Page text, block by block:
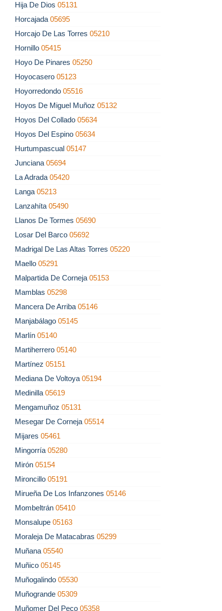
Hija De Dios 05131
Horcajada 05695
Horcajo De Las Torres 05210
Hornillo 05415
Hoyo De Pinares 05250
Hoyocasero 05123
Hoyorredondo 05516
Hoyos De Miguel Muñoz 05132
Hoyos Del Collado 05634
Hoyos Del Espino 05634
Hurtumpascual 05147
Junciana 05694
La Adrada 05420
Langa 05213
Lanzahíta 05490
Llanos De Tormes 05690
Losar Del Barco 05692
Madrigal De Las Altas Torres 05220
Maello 05291
Malpartida De Corneja 05153
Mamblas 05298
Mancera De Arriba 05146
Manjabálago 05145
Marlín 05140
Martiherrero 05140
Martínez 05151
Mediana De Voltoya 05194
Medinilla 05619
Mengamuñoz 05131
Mesegar De Corneja 05514
Mijares 05461
Mingorría 05280
Mirón 05154
Mironcillo 05191
Mirueña De Los Infanzones 05146
Mombeltrán 05410
Monsalupe 05163
Moraleja De Matacabras 05299
Muñana 05540
Muñico 05145
Muñogalindo 05530
Muñogrande 05309
Muñomer Del Peco 05358